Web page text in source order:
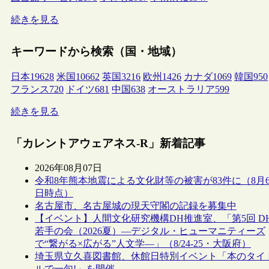
続きを見る
キーワードから検索（国・地域）
日本19628 米国 10662 英国3216 欧州 1426 カナダ1069 韓国950
フランス720 ドイツ681 中国638 オーストラリア599
続きを見る
「カレントアウェアネス-R」新着記事
2026年08月07日
令和8年熊本地震による文化財等の被害が83件に（8月
日時点）
名古屋市、名古屋城の現天守閣の記録を募集中
【イベント】人間文化研究機構DH推進室、「第5回
若手の会（2026夏）―デジタル・ヒューマニティーズ
で“繋がる×広がる”人文学―」（8/24-25・大阪府）
埼玉県立久喜図書館、休館日特別イベント「本のタイ